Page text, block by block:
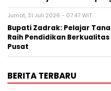
Jumat, 31 Juli 2026 - 07:47 WIT
Bupati Zadrak: Pelajar
Raih Pendidikan
Pusat
BERITA TERBARU